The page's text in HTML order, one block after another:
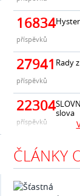
16834
příspěvků
27941
příspěvků
Rady
22304
příspěvků
slova
ČLÁNKY